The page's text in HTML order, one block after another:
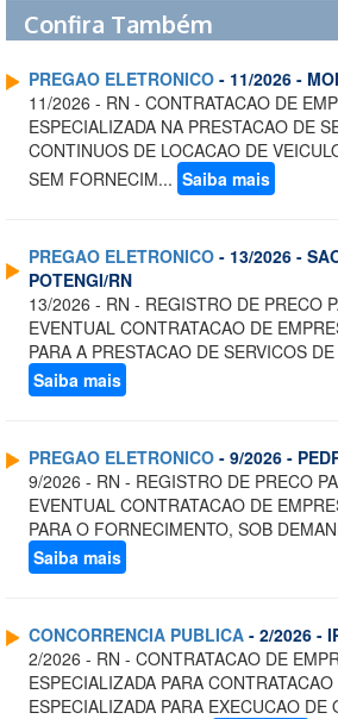
Confira Também
PREGAO ELETRONICO - 11/2026 -
11/2026 - RN - CONTRATACAO DE
ESPECIALIZADA NA PRESTACAO DE
CONTINUOS DE LOCACAO DE
SEM FORNECIM... Saiba mais
PREGAO ELETRONICO - 13/2026 -
POTENGI/RN
13/2026 - RN - REGISTRO DE PRECO
EVENTUAL CONTRATACAO DE
PARA A PRESTACAO DE SERVICOS
Saiba mais
PREGAO ELETRONICO - 9/2026 -
9/2026 - RN - REGISTRO DE PRECO
EVENTUAL CONTRATACAO DE
PARA O FORNECIMENTO, SOB
Saiba mais
CONCORRENCIA PUBLICA - 2/2026 -
2/2026 - RN - CONTRATACAO DE
ESPECIALIZADA PARA
ESPECIALIZADA PARA EXECUCAO DE